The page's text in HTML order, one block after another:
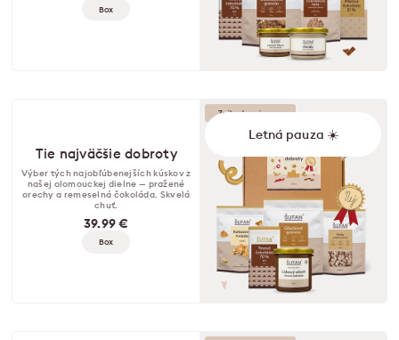
Box
Letná pauza ☀️
Zvýhodnená cena
Tie najväčšie dobroty
Výber tých najobľúbenejších kúskov z
našej olomouckej dielne — pražené
orechy a remeselná čokoláda. Skvelá
chuť.
39.99 €
Box